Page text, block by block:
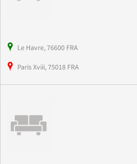
Le Havre, 76600 FRA
Paris Xviii, 75018 FRA